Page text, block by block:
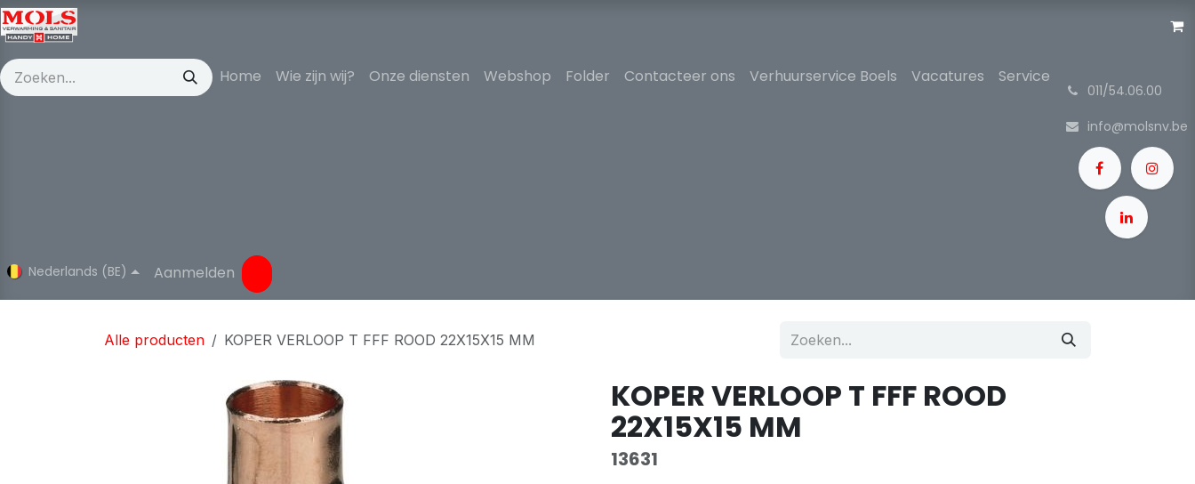
Overslaan naar inhoud
Home Wie zijn wij? Onze diensten Webshop Folder Contacteer ons Verhuurservice Boels Vacatures Service
011/54.06.00
info@molsnv.be
Nederlands (BE) Aanmelden
Alle producten KOPER VERLOOP T FFF ROOD 22X15X15 MM
KOPER VERLOOP T FFF ROOD
22X15X15 MM
13631